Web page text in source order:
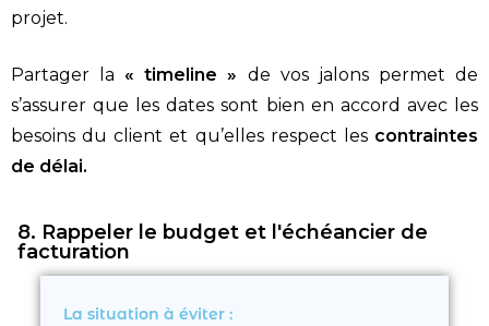
projet.
Partager la « timeline » de vos jalons permet de
s’assurer que les dates sont bien en accord avec les
besoins du client et qu’elles respect les contraintes
de délai.
8. Rappeler le budget et l'échéancier de
facturation
La situation à éviter :